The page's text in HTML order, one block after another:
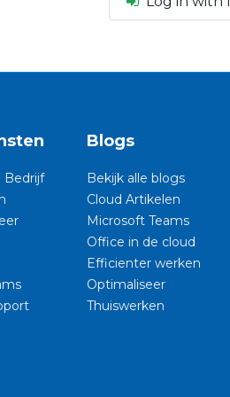
Bedrijf
Blogs
Bekijk alle blogs
Cloud Artikelen
Microsoft Teams
Office in de cloud
Efficienter werken
Optimaliseer
Thuiswerken